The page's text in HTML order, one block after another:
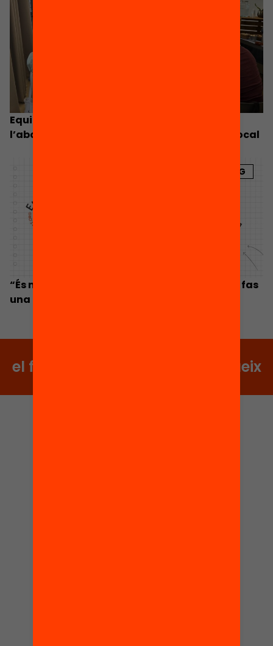
Equitat.org impulsa una agenda contra
l’abandonament escolar de la mà del món local
BLOG
“És molt potent veure que el voluntariat que fas
una hora a la setmana té algun impacte”
el futur no s’espera, es construeix